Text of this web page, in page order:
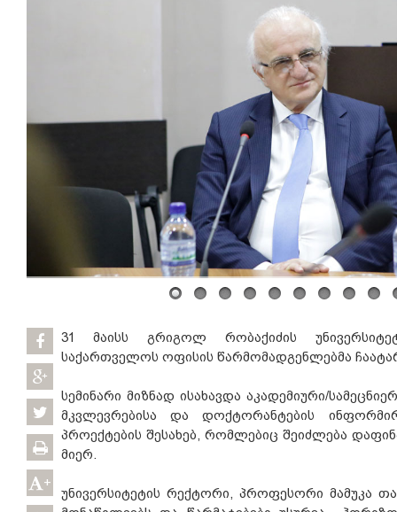
+
31 მაისს გრიგოლ რობაქიძის
საქართველოს ოფისის წარმომადგენლებმა
სემინარი მიზნად ისახავდა აკადემიური/
მკვლევრებისა და დოქტორანტების
პროექტების შესახებ, რომლებიც შეიძლება
მიერ.
უნივერსიტეტის რექტორი, პროფესორი მამუკა